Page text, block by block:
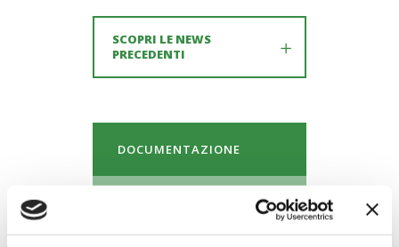
SCOPRI LE NEWS
PRECEDENTI
DOCUMENTAZIONE